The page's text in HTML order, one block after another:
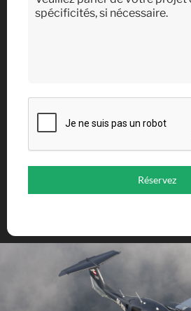
Réservez